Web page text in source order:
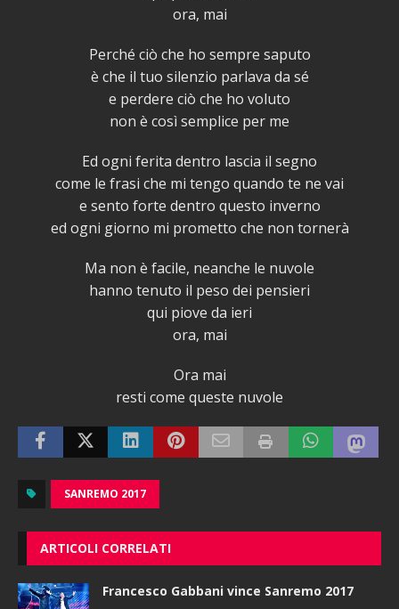
ora, mai
Perché ciò che ho sempre saputo
è che il tuo silenzio parlava da sé
e perdere ciò che ho voluto
non è così semplice per me
Ed ogni ferita dentro lascia il segno
come le frasi che mi tengo quando te ne vai
e sento forte dentro questo inverno
ed ogni giorno mi prometto che non tornerà
Ma non è facile, neanche le nuvole
hanno tenuto il peso dei pensieri
qui piove da ieri
ora, mai
Ora mai
resti come queste nuvole
SANREMO 2017
ARTICOLI CORRELATI
Francesco Gabbani vince Sanremo 2017